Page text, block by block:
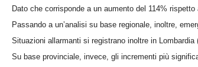
Dato che corrisponde a un aumento del 114%
Passando a un’analisi su base regionale, inoltre,
Situazioni allarmanti si registrano inoltre in
Su base provinciale, invece, gli incrementi più